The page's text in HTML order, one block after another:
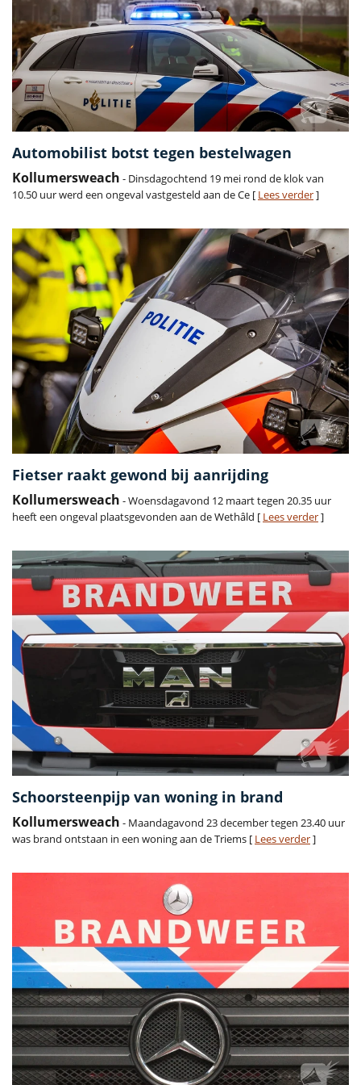
Automobilist botst tegen bestelwagen
Kollumersweach - Dinsdagochtend 19 mei rond de klok van
10.50 uur werd een ongeval vastgesteld aan de Ce [ Lees verder]
Fietser raakt gewond bij aanrijding
Kollumersweach - Woensdagavond 12 maart tegen 20.35 uur
heeft een ongeval plaatsgevonden aan de Wethâld [ Lees verder]
Schoorsteenpijp van woning in brand
Kollumersweach - Maandagavond 23 december tegen 23.40 uur
was brand ontstaan in een woning aan de Triems [ Lees verder]